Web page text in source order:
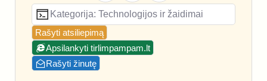
Kategorija: Technologijos ir žaidimai
Rašyti atsiliepimą
Apsilankyti tirlimpampam.lt
Rašyti žinutę